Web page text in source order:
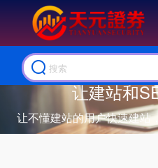
让建站和
让不懂建站的用户快速建站